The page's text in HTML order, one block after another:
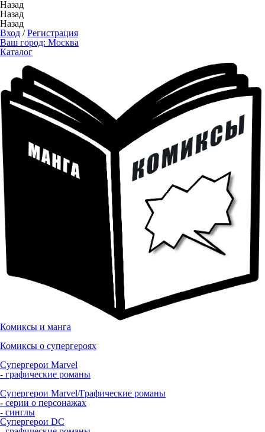
Назад
Назад
Назад
Вход /Регистрация
Ваш город: Москва
Каталог
Комиксы и манга
Комиксы о супергероях
Супергерои Marvel
- графические романы
Супергерои Marvel/Графические романы
- серии о персонажах
- синглы
Супергерои DC